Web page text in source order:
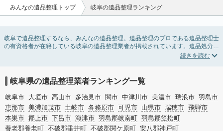
みんなの遺品整理トップ 岐阜の遺品整理ランキング
岐阜で遺品整理するなら、みんなの遺品整理。遺品整理のプロである遺品整理士
の有資格者が在籍している岐阜の遺品整理業者が掲載されています。遺品処分を
即日対応してくれる実家の片付け業者や遺品整理会社を比較できます。岐阜の遺
ょう。
ゴミの処分方法や親の家の遺品整理をはじめる時期などお役立ち情報も豊富なの
で、チェックしてみてください。
岐阜県の遺品整理業者ランキング一覧
岐阜市 大垣市 高山市 多治見市 関市 中津川市 美濃市 瑞浪市 羽島市
恵那市 美濃加茂市 土岐市 各務原市 可児市 山県市 瑞穂市 飛騨市
本巣市 郡上市 下呂市 海津市 羽島郡岐南町 羽島郡笠松町
養老郡養老町 不破郡垂井町 不破郡関ケ原町 安八郡神戸町